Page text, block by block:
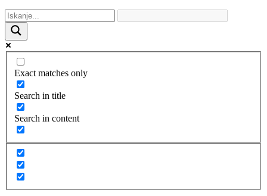
Exact matches only
Search in title
Search in content